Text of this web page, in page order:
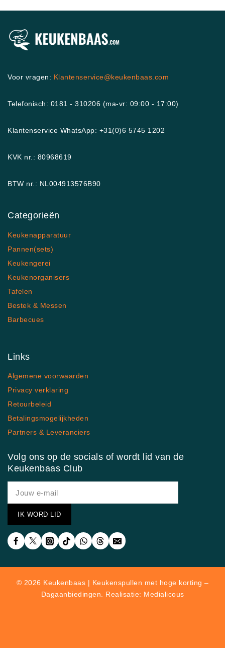
Voor vragen: Klantenservice@keukenbaas.com
Telefonisch: 0181 - 310206 (ma-vr: 09:00 - 17:00)
Klantenservice WhatsApp: +31(0)6 5745 1202
KVK nr.: 80968619
BTW nr.: NL004913576B90
Categorieën
Keukenapparatuur
Pannen(sets)
Keukengerei
Keukenorganisers
Tafelen
Bestek & Messen
Barbecues
Links
Algemene voorwaarden
Privacy verklaring
Retourbeleid
Betalingsmogelijkheden
Partners & Leveranciers
Volg ons op de socials of wordt lid van de
Keukenbaas Club
© 2026 Keukenbaas | Keukenspullen met hoge korting –
Dagaanbiedingen. Realisatie: Medialicous